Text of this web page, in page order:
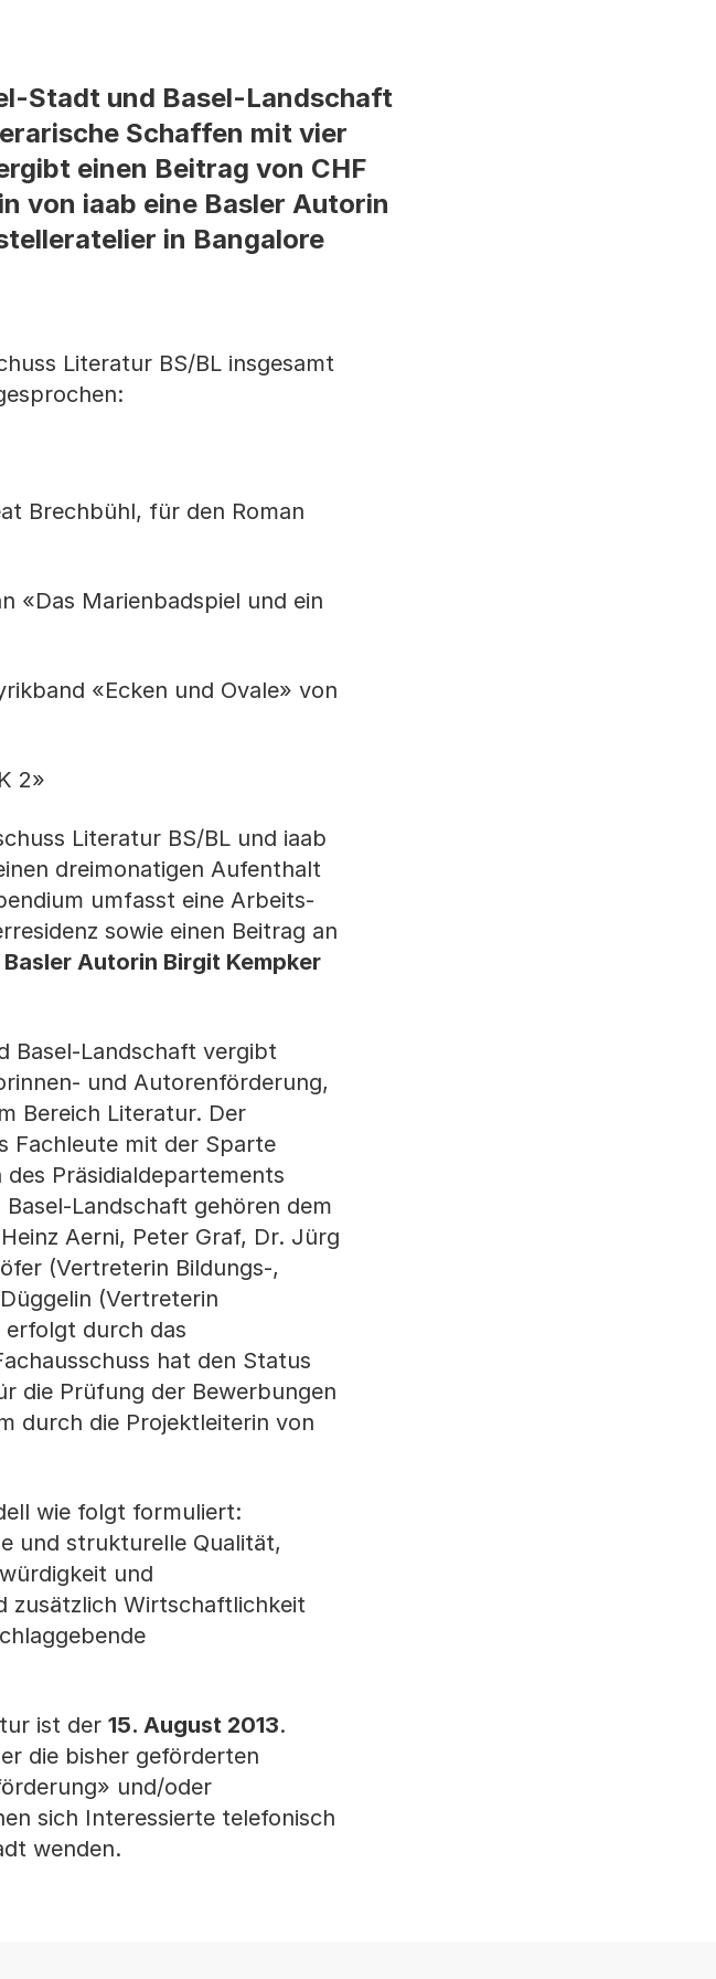
Stadt und Basel-Landschaft
Schaffen mit vier
einen Beitrag von CHF
von iaab eine Basler Autorin
in Bangalore
Literatur BS/BL insgesamt
Brechbühl, für den Roman
«Das Marienbadspiel und ein
«Ecken und Ovale» von
2»
Literatur BS/BL und iaab
dreimonatigen Aufenthalt
umfasst eine Arbeits-
sowie einen Beitrag an
Autorin Birgit Kempker
Basel-Landschaft vergibt
und Autorenförderung,
Bereich Literatur. Der
Fachleute mit der Sparte
Präsidialdepartements
Landschaft gehören dem
Aerni, Peter Graf, Dr. Jürg
(Vertreterin Bildungs-,
(Vertreterin
erfolgt durch das
hat den Status
die Prüfung der Bewerbungen
durch die Projektleiterin von
wie folgt formuliert:
und strukturelle Qualität,
und
zusätzlich Wirtschaftlichkeit
ist der 15. August 2013.
die bisher geförderten
und/oder
sich Interessierte telefonisch
wenden.